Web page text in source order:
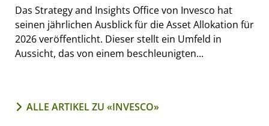
Das Strategy and Insights Office von Invesco hat
seinen jährlichen Ausblick für die Asset Allokation für
2026 veröffentlicht. Dieser stellt ein Umfeld in
Aussicht, das von einem beschleunigten...
ALLE ARTIKEL ZU «INVESCO»